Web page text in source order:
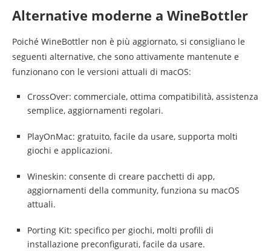
Alternative moderne a WineBottler
Poiché WineBottler non è più aggiornato, si consigliano le
seguenti alternative, che sono attivamente mantenute e
funzionano con le versioni attuali di macOS:
CrossOver: commerciale, ottima compatibilità, assistenza
semplice, aggiornamenti regolari.
PlayOnMac: gratuito, facile da usare, supporta molti
giochi e applicazioni.
Wineskin: consente di creare pacchetti di app,
aggiornamenti della community, funziona su macOS
attuali.
Porting Kit: specifico per giochi, molti profili di
installazione preconfigurati, facile da usare.